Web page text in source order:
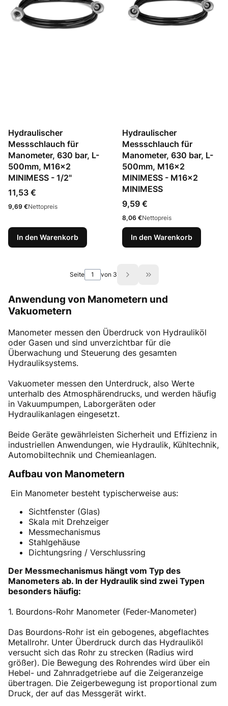
Hydraulischer
Messschlauch für
Manometer, 630 bar, L-
500mm, M16x2
MINIMESS - 1/2"
Preis
11,53 €
Preis
9,69 €Nettopreis
In den Warenkorb
Hydraulischer
Messschlauch für
Manometer, 630 bar, L-
500mm, M16x2
MINIMESS - M16x2
MINIMESS
Preis
9,59 €
Preis
8,06 €Nettopreis
In den Warenkorb
Seite von 3 Zur letzten
Anwendung von Manometern und
Vakuometern
Manometer messen den Überdruck von Hydrauliköl
oder Gasen und sind unverzichtbar für die
Überwachung und Steuerung des gesamten
Hydrauliksystems.
Vakuometer messen den Unterdruck, also Werte
unterhalb des Atmosphärendrucks, und werden häufig
in Vakuumpumpen, Laborgeräten oder
Hydraulikanlagen eingesetzt.
Beide Geräte gewährleisten Sicherheit und Effizienz in
industriellen Anwendungen, wie Hydraulik, Kühltechnik,
Automobiltechnik und Chemieanlagen.
Aufbau von Manometern
Ein Manometer besteht typischerweise aus:
Sichtfenster (Glas)
Skala mit Drehzeiger
Messmechanismus
Stahlgehäuse
Dichtungsring / Verschlussring
Der Messmechanismus hängt vom Typ des
Manometers ab. In der Hydraulik sind zwei Typen
besonders häufig:
1. Bourdons-Rohr Manometer (Feder-Manometer)
Das Bourdons-Rohr ist ein gebogenes, abgeflachtes
Metallrohr. Unter Überdruck durch das Hydrauliköl
versucht sich das Rohr zu strecken (Radius wird
größer). Die Bewegung des Rohrendes wird über ein
Hebel- und Zahnradgetriebe auf die Zeigeranzeige
übertragen. Die Zeigerbewegung ist proportional zum
Druck, der auf das Messgerät wirkt.